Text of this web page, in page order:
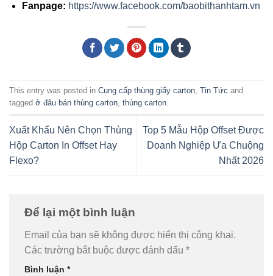
Fanpage: https://www.facebook.com/baobithanhtam.vn
This entry was posted in Cung cấp thùng giấy carton, Tin Tức and
tagged ở đâu bán thùng carton, thùng carton.
Xuất Khẩu Nên Chọn Thùng
Hộp Carton In Offset Hay
Flexo?
Top 5 Mẫu Hộp Offset Được
Doanh Nghiệp Ưa Chuộng
Nhất 2026
Để lại một bình luận
Email của bạn sẽ không được hiển thị công khai.
Các trường bắt buộc được đánh dấu *
Bình luận *